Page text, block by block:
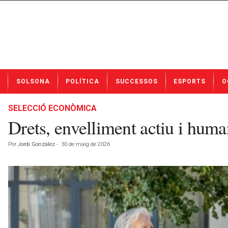
t
SOLSONA POLÍTICA SUCCESSOS ESPORTS
SELECCIÓ ECONÒMICA
Drets, envelliment actiu i
Por Jordi González - 30 de maig de 2026